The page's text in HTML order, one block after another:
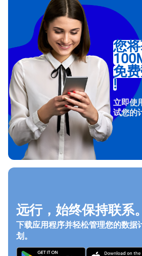
您
免
!
立即使
试您的
远行，始终保持联系。
下载应用程序并轻松管理您的数据
划。